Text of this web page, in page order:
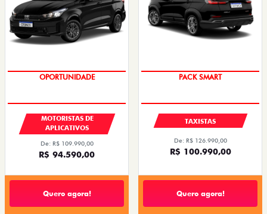
OPORTUNIDADE
MOTORISTAS DE
APLICATIVOS
De: R$ 109.990,00
R$ 94.590,00
Quero agora!
PACK SMART
TAXISTAS
De: R$ 126.990,00
R$ 100.990,00
Quero agora!